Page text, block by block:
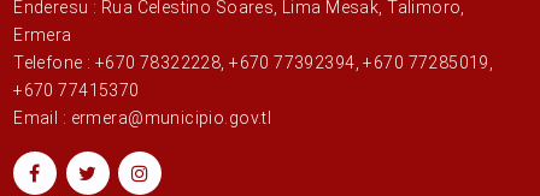
Enderesu : Rua Celestino Soares, Lima Mesak, Talimoro,
Ermera
Telefone : +670 78322228, +670 77392394, +670 77285019,
+670 77415370
Email : ermera@municipio.gov.tl